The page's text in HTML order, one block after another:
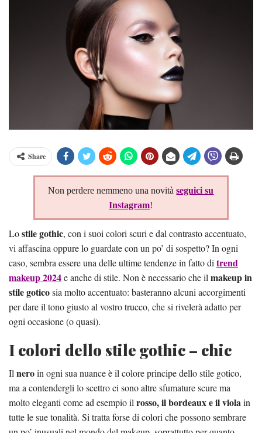
Share
Non perdere nemmeno una novitàseguici su
Instagram!
Lostile gothic, con i suoi colori scuri e dal contrasto accentuato,
vi affascina oppure lo guardate con un po’ di sospetto? In ogni
caso, sembra essere una delle ultime tendenze in fatto ditrend
makeup 2024e anche di stile. Non è necessario che ilmakeup in
stile goticosia molto accentuato: basteranno alcuni accorgimenti
per dare il tono giusto al vostro trucco, che si rivelerà adatto per
ogni occasione (o quasi).
I colori dello stile gothic – chic
Ilneroin ogni sua nuance è il colore principe dello stile gotico,
ma a contendergli lo scettro ci sono altre sfumature scure ma
molto eleganti come ad esempio ilrosso, il bordeaux e il violain
tutte le sue tonalità. Si tratta forse di colori che possono sembrare